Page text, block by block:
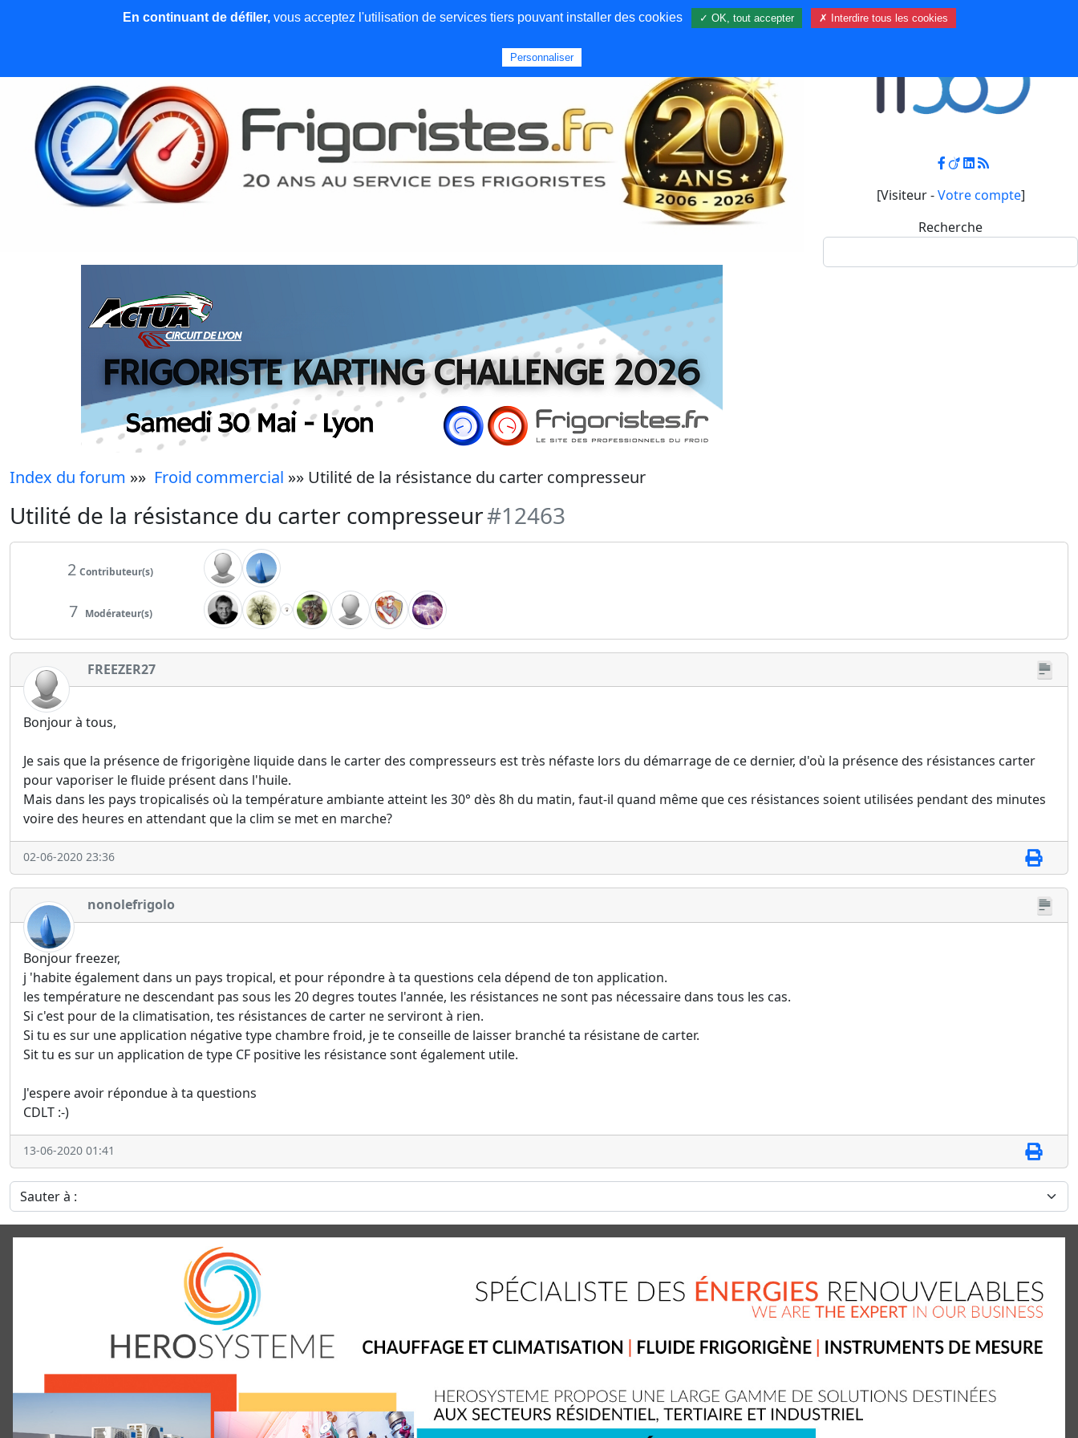
News et articles Emploi Qui sommes nous Contact Mon compte
[Visiteur -Votre compte]
Recherche
Index du forum »» Froid commercial »» Utilité de la résistance du carter compresseur
Utilité de la résistance du carter compresseur#12463
2 Contributeur(s)
7 Modérateur(s)
FREEZER27
Bonjour à tous,
Je sais que la présence de frigorigène liquide dans le carter des compresseurs est très néfaste lors du démarrage de ce dernier, d'où la présence des résistances carter
pour vaporiser le fluide présent dans l'huile.
Mais dans les pays tropicalisés où la température ambiante atteint les 30° dès 8h du matin, faut-il quand même que ces résistances soient utilisées pendant des minutes
voire des heures en attendant que la clim se met en marche?
02-06-2020 23:36
nonolefrigolo
Bonjour freezer,
j 'habite également dans un pays tropical, et pour répondre à ta questions cela dépend de ton application.
les température ne descendant pas sous les 20 degres toutes l'année, les résistances ne sont pas nécessaire dans tous les cas.
Si c'est pour de la climatisation, tes résistances de carter ne serviront à rien.
Si tu es sur une application négative type chambre froid, je te conseille de laisser branché ta résistane de carter.
Sit tu es sur un application de type CF positive les résistance sont également utile.
J'espere avoir répondue à ta questions
CDLT :-)
13-06-2020 01:41
Sauter à :
En continuant de défiler,vous acceptez l'utilisation de services tiers pouvant installer des cookies ✓ OK, tout accepter ✗ Interdire tous les cookies
Personnaliser